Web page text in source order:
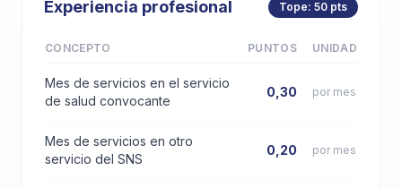
Experiencia profesional Tope: 50 pts
CONCEPTO PUNTOS UNIDAD
Mes de servicios en el servicio
de salud convocante
0,30 por mes
Mes de servicios en otro
servicio del SNS
0,20 por mes